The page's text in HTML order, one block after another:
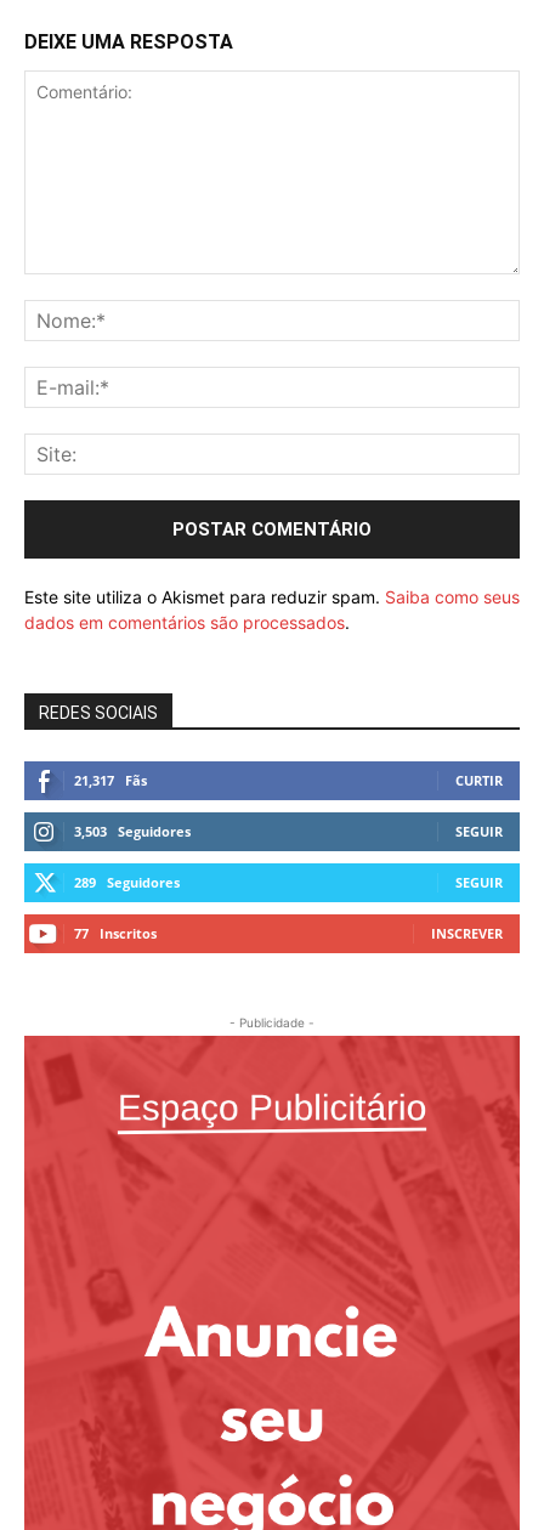
DEIXE UMA RESPOSTA
Este site utiliza o Akismet para reduzir spam. Saiba como seus
dados em comentários são processados.
REDES SOCIAIS
21,317 Fãs CURTIR
3,503 Seguidores SEGUIR
289 Seguidores SEGUIR
77 Inscritos INSCREVER
- Publicidade -